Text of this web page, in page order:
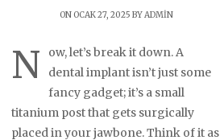
ON OCAK 27, 2025 BYADMIN
N
ow, let’s break it down. A
dental implant isn’t just some
fancy gadget; it’s a small
titanium post that gets surgically
placed in your jawbone. Think of it as